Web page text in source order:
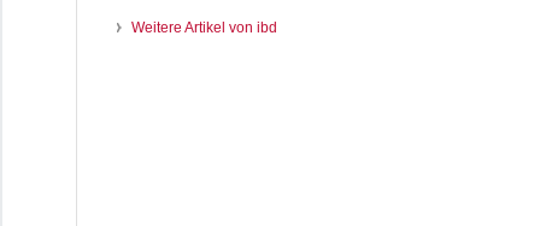
Weitere Artikel von ibd